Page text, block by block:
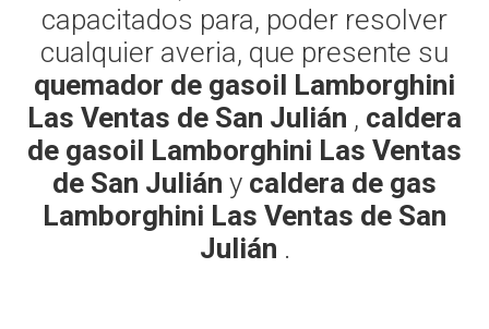
capacitados para, poder resolver
cualquier averia, que presente su
quemador de gasoil Lamborghini
Las Ventas de San Julián , caldera
de gasoil Lamborghini Las Ventas
de San Julián y caldera de gas
Lamborghini Las Ventas de San
Julián .